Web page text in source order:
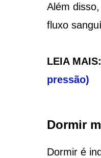
Além
fluxo
LEIA MAIS:
pressão)
Dormir
Dormir é